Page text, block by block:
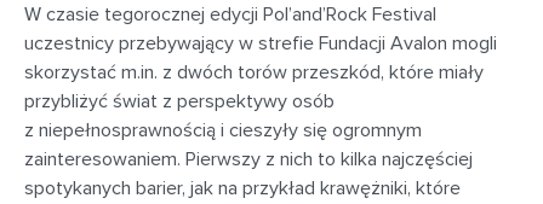
W czasie tegorocznej edycji Pol’and’Rock Festival
uczestnicy przebywający w strefie Fundacji Avalon mogli
skorzystać m.in. z dwóch torów przeszkód, które miały
przybliżyć świat z perspektywy osób
z niepełnosprawnością i cieszyły się ogromnym
zainteresowaniem. Pierwszy z nich to kilka najczęściej
spotykanych barier, jak na przykład krawężniki, które